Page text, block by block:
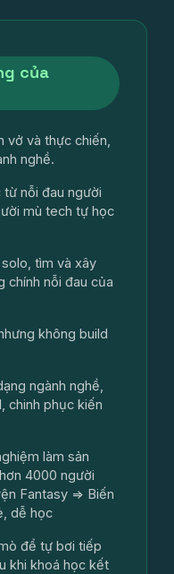
của
vở và thực chiến,
nghề.
từ nỗi đau người
mù tech tự học
tìm và xây
chính nỗi đau của
không build
ngành nghề,
chinh phục kiến
làm sản
4000 người
Fantasy => Biến
dễ học
để tự bơi tiếp
khi khoá học kết